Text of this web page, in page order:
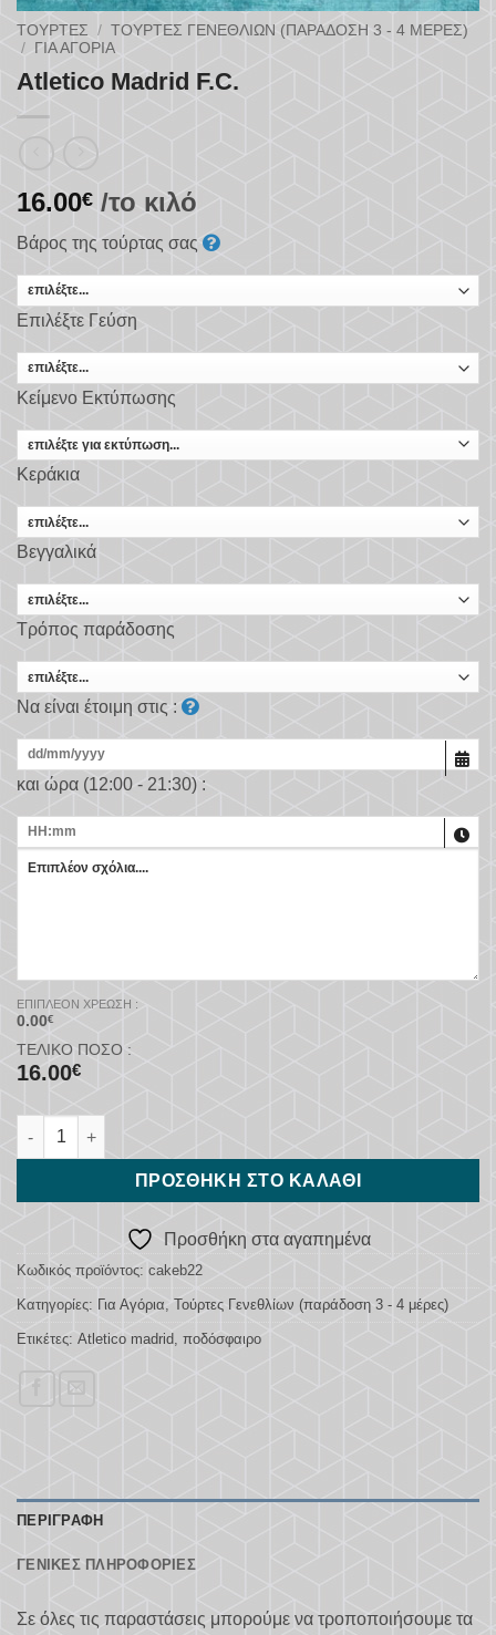
ΤΟΎΡΤΕΣ / ΤΟΎΡΤΕΣ ΓΕΝΕΘΛΊΩΝ (ΠΑΡΆΔΟΣΗ 3 - 4 ΜΈΡΕΣ)
/
ΓΙΑ ΑΓΌΡΙΑ
Atletico Madrid F.C.
16.00€ /το κιλό
Βάρος της τούρτας σας
Επιλέξτε Γεύση
Κείμενο Εκτύπωσης
Κεράκια
Βεγγαλικά
Τρόπος παράδοσης
Να είναι έτοιμη στις :
και ώρα (12:00 - 21:30) :
ΕΠΙΠΛΈΟΝ ΧΡΈΩΣΗ :
0.00€
ΤΕΛΙΚΌ ΠΟΣΌ :
16.00€
Atletico Madrid F.C. ποσότητα
ΠΡΟΣΘΉΚΗ ΣΤΟ ΚΑΛΆΘΙ
Προσθήκη στα αγαπημένα
Κωδικός προϊόντος: cakeb22
Κατηγορίες: Για Αγόρια Τούρτες Γενεθλίων (παράδοση 3 - 4 μέρες)
Ετικέτες: Atletico madrid ποδόσφαιρο
ΠΕΡΙΓΡΑΦΉ
ΓΕΝΙΚΈΣ ΠΛΗΡΟΦΟΡΊΕΣ
Σε όλες τις παραστάσεις μπορούμε να τροποποιήσουμε τα